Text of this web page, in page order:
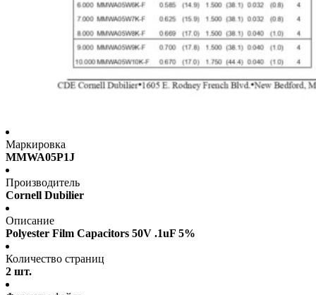
Маркировка
MMWA05P1J
Производитель
Cornell Dubilier
Описание
Polyester Film Capacitors 50V .1uF 5%
Количество страниц
2 шт.